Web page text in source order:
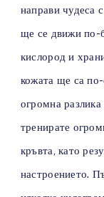
направи чудеса
ще се движи по-
кислород и
кожата ще са
огромна
тренирате
кръвта, като
настроението.